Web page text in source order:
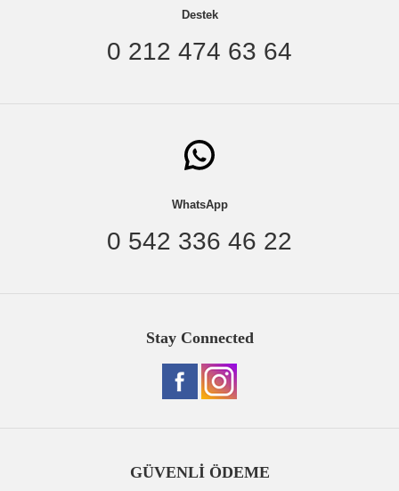
Destek
0 212 474 63 64
WhatsApp
0 542 336 46 22
Stay Connected
GÜVENLİ ÖDEME